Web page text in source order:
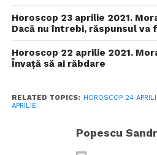
Horoscop 23 aprilie 2021.
Dacă nu întrebi, răspunsul va
Horoscop 22 aprilie 2021.
Învață să ai răbdare
RELATED TOPICS: HOROSCOP 24
APRILIE
Popescu